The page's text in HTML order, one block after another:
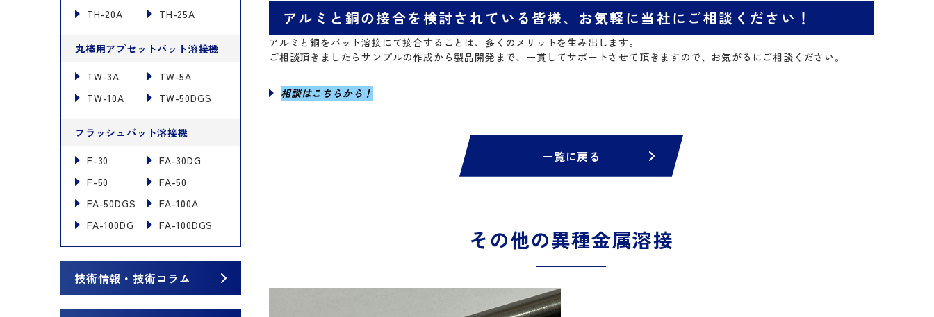
TH-20A
TH-25A
丸棒用アプセットバット溶接機
TW-3A
TW-5A
TW-10A
TW-50DGS
フラッシュバット溶接機
F-30
FA-30DG
F-50
FA-50
FA-50DGS
FA-100A
FA-100DG
FA-100DGS
技術情報・技術コラム
アルミと銅の接合を検討されている皆様、お気軽に当社にご相談ください！
アルミと銅をバット溶接にて接合することは、多くのメリットを生み出します。
ご相談頂きましたらサンプルの作成から製品開発まで、一貫してサポートさせて頂きますので、お気がるにご相談ください。
相談はこちらから！
一覧に戻る
その他の異種金属溶接